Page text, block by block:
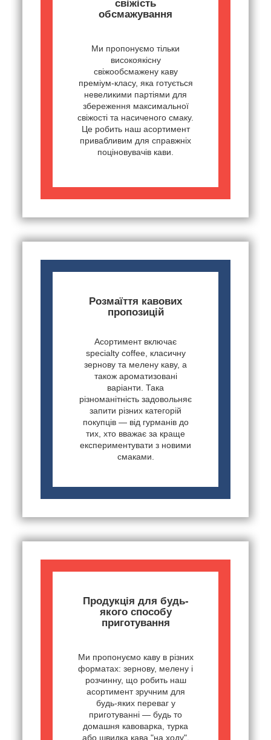
свіжість
обсмажування
Ми пропонуємо тільки
високоякісну
свіжообсмажену каву
преміум-класу, яка готується
невеликими партіями для
збереження максимальної
свіжості та насиченого смаку.
Це робить наш асортимент
привабливим для справжніх
поціновувачів кави.
Розмаїття кавових
пропозицій
Асортимент включає
specialty coffee, класичну
зернову та мелену каву, а
також ароматизовані
варіанти. Така
різноманітність задовольняє
запити різних категорій
покупців — від гурманів до
тих, хто вважає за краще
експериментувати з новими
смаками.
Продукція для будь-
якого способу
приготування
Ми пропонуємо каву в різних
форматах: зернову, мелену і
розчинну, що робить наш
асортимент зручним для
будь-яких переваг у
приготуванні — будь то
домашня кавоварка, турка
або швидка кава "на ходу".